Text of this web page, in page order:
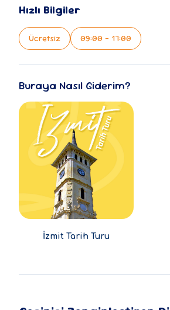
Hızlı Bilgiler
Ücretsiz 09:00 - 17:00
Buraya Nasıl Giderim?
İzmit Tarih Turu